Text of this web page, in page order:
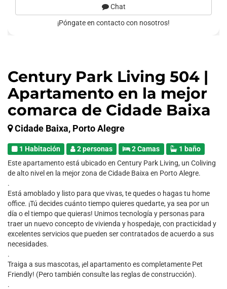
Century Park Living 504 |
Apartamento en la mejor
comarca de Cidade Baixa
Cidade Baixa, Porto Alegre
1 Habitación 2 personas 2 Camas
1 baño
Este apartamento está ubicado en Century Park Living, un Coliving
de alto nivel en la mejor zona de Cidade Baixa en Porto Alegre.
.
Está amoblado y listo para que vivas, te quedes o hagas tu home
office. ¡Tú decides cuánto tiempo quieres quedarte, ya sea por un
día o el tiempo que quieras! Unimos tecnología y personas para
traer un nuevo concepto de vivienda y hospedaje, con practicidad y
excelentes servicios que pueden ser contratados de acuerdo a sus
necesidades.
.
Traiga a sus mascotas, ¡el apartamento es completamente Pet
Friendly! (Pero también consulte las reglas de construcción).
.
Chat
¡Póngate en contacto con nosotros!